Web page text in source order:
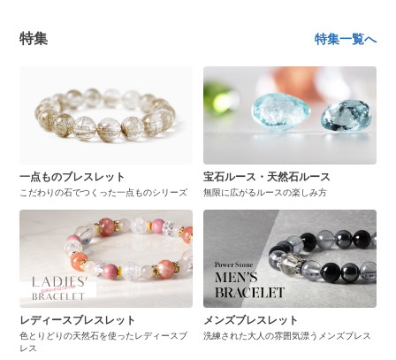
特集 特集一覧へ
一点ものブレスレット
こだわりの石でつくった一点ものシリーズ
宝石ルース・天然石ルース
無限に広がるルースの楽しみ方
レディースブレスレット
色とりどりの天然石を使ったレディースブ
レス
メンズブレスレット
洗練された大人の雰囲気漂うメンズブレス